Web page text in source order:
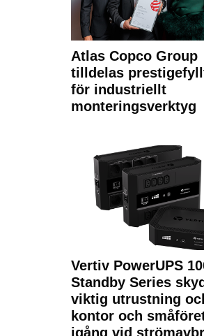
Atlas Copco Group
tilldelas
för industriellt
monteringsverktyg
Vertiv PowerUPS
Standby Series
viktig utrustning
kontor och
igång vid